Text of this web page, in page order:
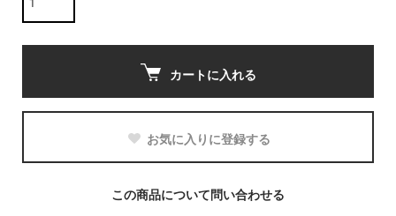
カートに入れる
お気に入りに登録する
この商品について問い合わせる